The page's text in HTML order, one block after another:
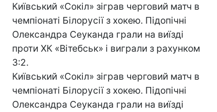
Київський «Сокіл» зіграв черговий матч в
чемпіонаті Білорусії з хокею. Підопічні
Олександра Сеуканда грали на виїзді
проти ХК «Вітебськ» і виграли з рахунком
3:2.
Київський «Сокіл» зіграв черговий матч в
чемпіонаті Білорусії з хокею. Підопічні
Олександра Сеуканда грали на виїзді